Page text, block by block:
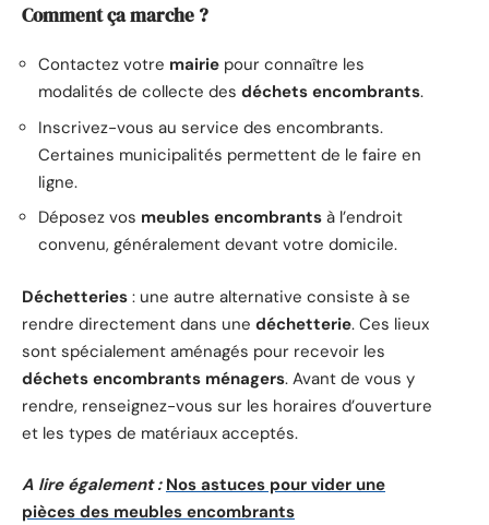
Comment ça marche ?
Contactez votre mairie pour connaître les
modalités de collecte des déchets encombrants.
Inscrivez-vous au service des encombrants.
Certaines municipalités permettent de le faire en
ligne.
Déposez vos meubles encombrants à l’endroit
convenu, généralement devant votre domicile.
Déchetteries : une autre alternative consiste à se
rendre directement dans une déchetterie. Ces lieux
sont spécialement aménagés pour recevoir les
déchets encombrants ménagers. Avant de vous y
rendre, renseignez-vous sur les horaires d’ouverture
et les types de matériaux acceptés.
A lire également : Nos astuces pour vider une
pièces des meubles encombrants